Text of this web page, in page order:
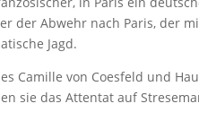
der Abwehr nach Paris, der
Jagd.
Camille von Coesfeld und
sie das Attentat auf